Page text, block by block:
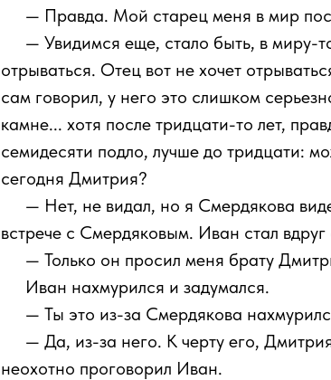
— Правда. Мой старец меня в мир
— Увидимся еще, стало быть, в миру-
отрываться. Отец вот не хочет
сам говорил, у него это слишком
камне... хотя после тридцати-то лет,
семидесяти подло, лучше до тридцати:
сегодня Дмитрия?
— Нет, не видал, но я Смердякова
встрече с Смердяковым. Иван стал
— Только он просил меня брату
Иван нахмурился и задумался.
— Ты это из-за Смердякова
— Да, из-за него. К черту его,
неохотно проговорил Иван.